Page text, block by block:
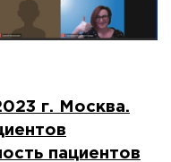
г. Москва.
пациентов